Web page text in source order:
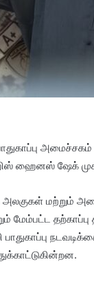
ஹிஸ் ஹைனஸ் ஷேக்
மற்றும்
மேம்பட்ட